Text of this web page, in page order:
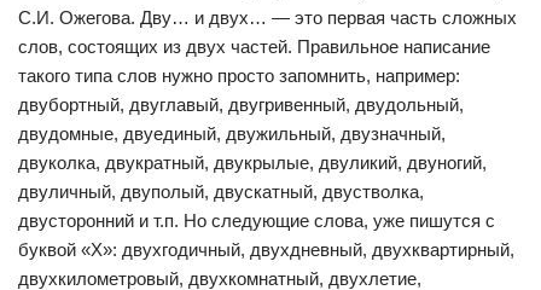
С.И. Ожегова. Дву… и двух… — это первая часть сложных
слов, состоящих из двух частей. Правильное написание
такого типа слов нужно просто запомнить, например:
двубортный, двуглавый, двугривенный, двудольный,
двудомные, двуединый, двужильный, двузначный,
двуколка, двукратный, двукрылые, двуликий, двуногий,
двуличный, двуполый, двускатный, двустволка,
двусторонний и т.п. Но следующие слова, уже пишутся с
буквой «Х»: двухгодичный, двухдневный, двухквартирный,
двухкилометровый, двухкомнатный, двухлетие,